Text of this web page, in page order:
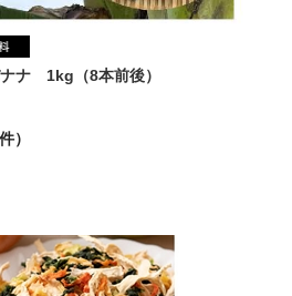
ナ 1kg（8本前後）
）